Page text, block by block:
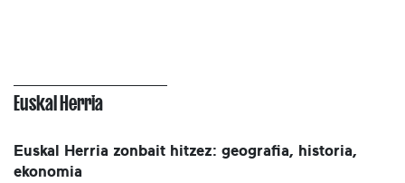
Euskal Herria
Euskal Herria zonbait hitzez: geografia, historia,
ekonomia